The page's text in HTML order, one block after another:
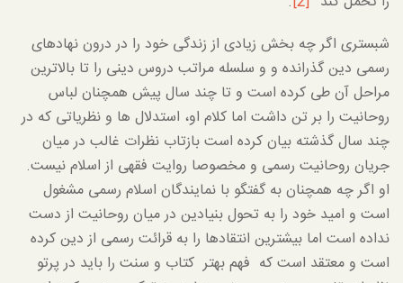
شبستری اگر چه بخش زیادی از زندگی خود را در درون نهادهای
رسمی دین گذرانده و و سلسله مراتب دروس دینی را تا بالاترین
مراحل آن طی کرده است و تا چند سال پیش همچنان لباس
روحانیت را بر تن داشت اما کلام او، استدلال ها و نظریاتی که در
چند سال گذشته بیان کرده است بازتاب نظرات غالب در میان
جریان روحانیت رسمی و مخصوصا روایت فقهی از اسلام نیست.
او اگر چه همچنان به گفتگو با نمایندگان اسلام رسمی مشغول
است و امید خود را به تحول بنیادین در میان روحانیت از دست
نداده است اما بیشترین انتقادها را به قرائت رسمی از دین کرده
است و معتقد است که فهم بهتر کتاب و سنت را باید در پرتو